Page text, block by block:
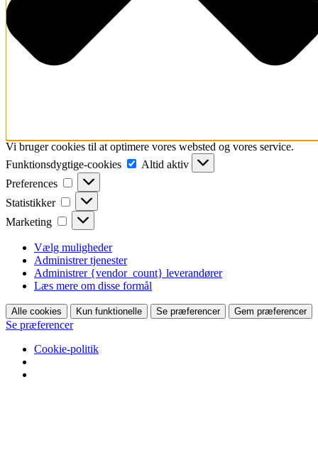
Vi bruger cookies til at optimere vores websted og vores service.
Funktionsdygtige-cookies
Funktionsdygtige-
cookies
Altid aktiv
Preferences
Preferences
Statistikker Statistikker
Marketing Marketing
Vælg muligheder
Administrer tjenester
Administrer {vendor_count} leverandører
Læs mere om disse formål
Alle cookies Kun funktionelle Se præferencer Gem præferencer
Se præferencer
Cookie-politik